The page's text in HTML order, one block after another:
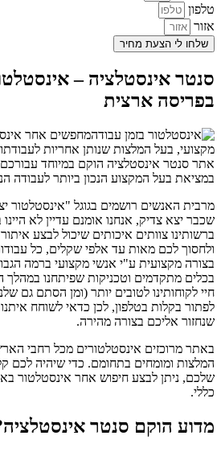
טלפון
אזור
שלחו לי הצעת מחיר
סנטר אינסטלציה –
בפריסה ארצית
מחפשים אחר
מקצועי, בעל המלצות שנותן אחריות
אתר סנטר אינסטלציה הוקם במיוחד
במציאת בעל המקצוע הנכון ביותר לעבודה
מרבית האנשים רושמים בגוגל "אינסטלטור
שכבר יצא צדיק, אנחנו אומנם עדיין לא
ברשותינו צוותים איכותים שיכול לבצע
ולחסוך לכם מאות עד אלפי שקלים, כל
בצורה מקצועית ע"י אנשי מקצועי ברמה
בכלים מתקדמים וטכניקות שפיתחנו
חיי לקוחותינו לטובים יותר (ומן הסתם גם
לפתור בקלות בטלפון, לכן כדאי לשוחח
שנחזור אליכם בצורה מהירה.
באתר מרוכזים אינסטלטורים מכל רחבי
המלצות ומומחים בתחומם. כדי שיהיה לכם
שלכם, ניתן לבצע חיפוש אחר אינסטלטור
כללי.
מדוע הוקם סנטר